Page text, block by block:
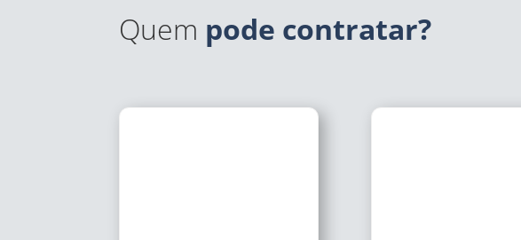
Quem pode contratar?